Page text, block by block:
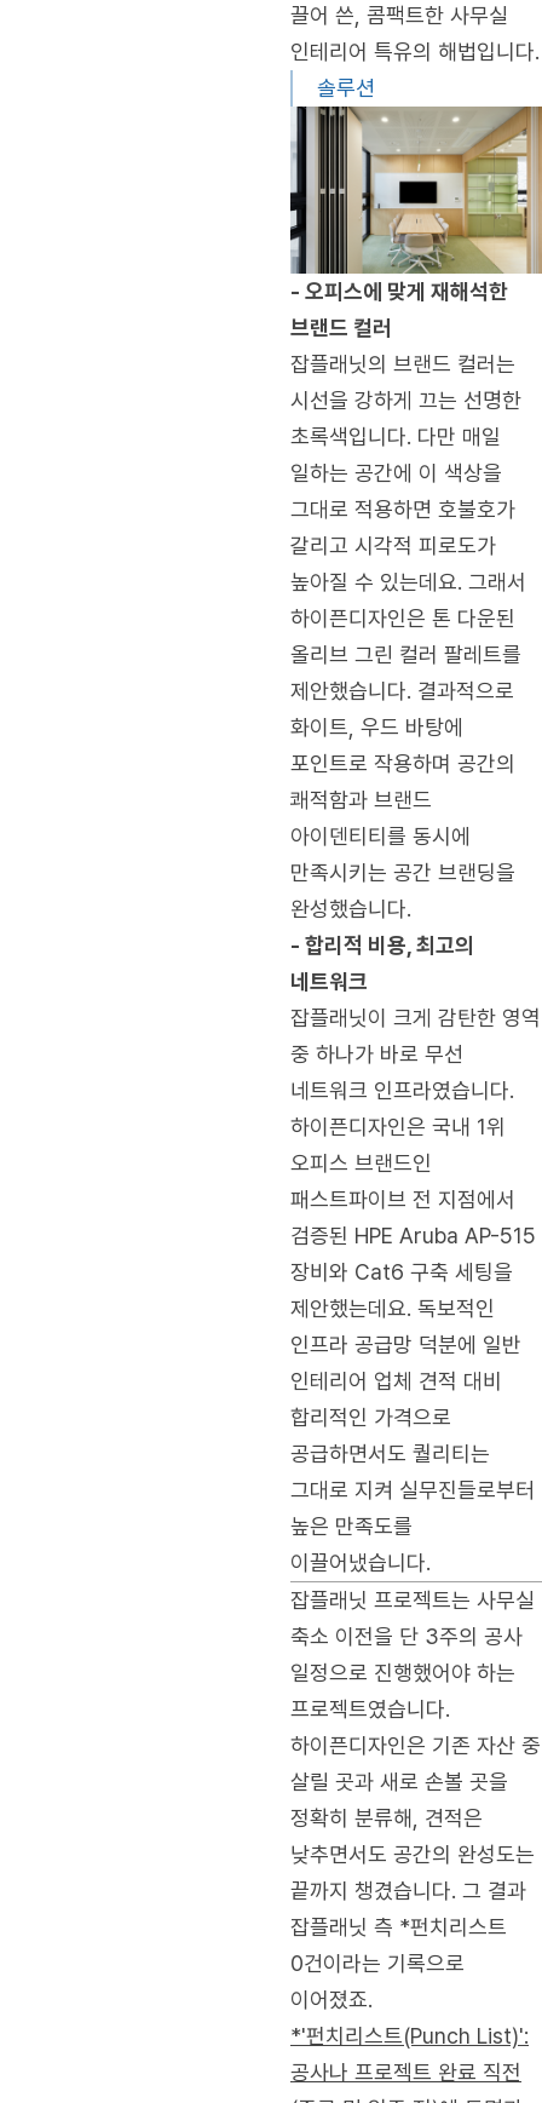
끌어 쓴, 콤팩트한 사무실
인테리어 특유의 해법입니다.
솔루션
- 오피스에 맞게 재해석한
브랜드 컬러
잡플래닛의 브랜드 컬러는
시선을 강하게 끄는 선명한
초록색입니다. 다만 매일
일하는 공간에 이 색상을
그대로 적용하면 호불호가
갈리고 시각적 피로도가
높아질 수 있는데요. 그래서
하이픈디자인은 톤 다운된
올리브 그린 컬러 팔레트를
제안했습니다. 결과적으로
화이트, 우드 바탕에
포인트로 작용하며 공간의
쾌적함과 브랜드
아이덴티티를 동시에
만족시키는 공간 브랜딩을
완성했습니다.
- 합리적 비용, 최고의
네트워크
잡플래닛이 크게 감탄한 영역
중 하나가 바로 무선
네트워크 인프라였습니다.
하이픈디자인은 국내 1위
오피스 브랜드인
패스트파이브 전 지점에서
검증된 HPE Aruba AP-515
장비와 Cat6 구축 세팅을
제안했는데요. 독보적인
인프라 공급망 덕분에 일반
인테리어 업체 견적 대비
합리적인 가격으로
공급하면서도 퀄리티는
그대로 지켜 실무진들로부터
높은 만족도를
이끌어냈습니다.
잡플래닛 프로젝트는 사무실
축소 이전을 단 3주의 공사
일정으로 진행했어야 하는
프로젝트였습니다.
하이픈디자인은 기존 자산 중
살릴 곳과 새로 손볼 곳을
정확히 분류해, 견적은
낮추면서도 공간의 완성도는
끝까지 챙겼습니다. 그 결과
잡플래닛 측 *펀치리스트
0건이라는 기록으로
이어졌죠.
*'펀치리스트(Punch List)':
공사나 프로젝트 완료 직전